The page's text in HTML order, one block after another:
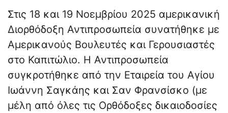
Στις 18 και 19 Νοεμβρίου 2025 αμερικανική
Διορθόδοξη Αντιπροσωπεία συνατήθηκε με
Αμερικανούς Βουλευτές και Γερουσιαστές
στο Καπιτώλιο. Η Αντιπροσωπεία
συγκροτήθηκε από την Εταιρεία του Αγίου
Ιωάννη Σαγκάης και Σαν Φρανσίσκο (με
μέλη από όλες τις Ορθόδοξες δικαιοδοσίες